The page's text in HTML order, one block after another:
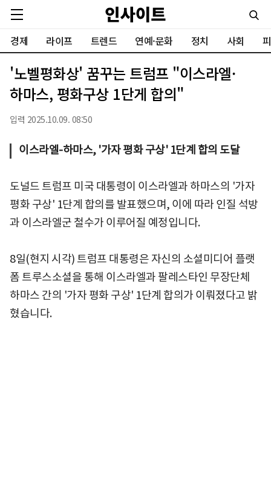
경제 라이프 트렌드 연예·문화 정치 사회
'노벨평화상' 꿈꾸는 트럼프 "이스라엘·
하마스, 평화구상 1단게 합의"
입력 2025.10.09. 08:50
이스라엘-하마스, '가자 평화 구상' 1단계 합의 도달
도널드 트럼프 미국 대통령이 이스라엘과 하마스의 '가자
평화 구상' 1단계 합의를 발표했으며, 이에 따라 인질 석방
과 이스라엘군 철수가 이루어질 예정입니다.
8일(현지 시각) 트럼프 대통령은 자신의 소셜미디어 플랫
폼 트루스소셜을 통해 이스라엘과 팔레스타인 무장단체
하마스 간의 '가자 평화 구상' 1단계 합의가 이뤄졌다고 밝
혔습니다.